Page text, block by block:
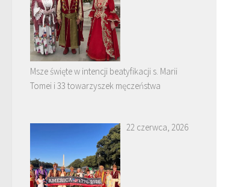
Msze święte w intencji beatyfikacji s. Marii
Tomei i 33 towarzyszek męczeństwa
22 czerwca, 2026